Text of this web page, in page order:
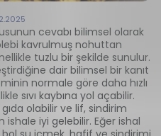
cevabı bilimsel olarak
kavrulmuş nohuttan
tuzlu bir şekilde sunulur.
dair bilimsel bir kanıt
normale göre daha hızlı
sıvı kaybına yol açabilir.
olabilir ve lif, sindirim
iyi gelebilir. Eğer ishal